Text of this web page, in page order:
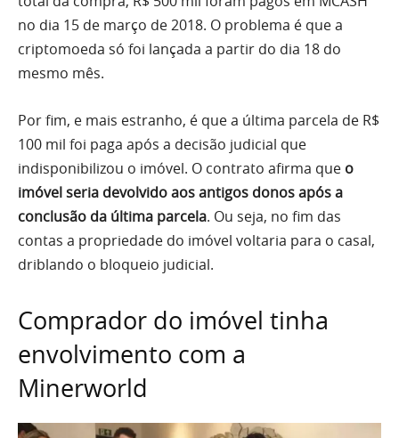
no dia 15 de março de 2018. O problema é que a
criptomoeda só foi lançada a partir do dia 18 do
mesmo mês.
Por fim, e mais estranho, é que a última parcela de R$
100 mil foi paga após a decisão judicial que
indisponibilizou o imóvel. O contrato afirma que o
imóvel seria devolvido aos antigos donos após a
conclusão da última parcela. Ou seja, no fim das
contas a propriedade do imóvel voltaria para o casal,
driblando o bloqueio judicial.
Comprador do imóvel tinha
envolvimento com a
Minerworld